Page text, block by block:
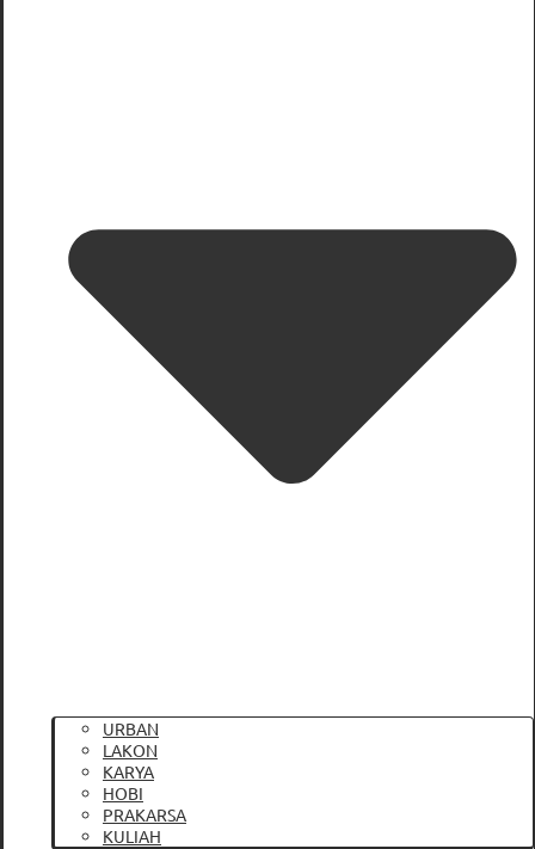
URBAN
LAKON
KARYA
HOBI
PRAKARSA
KULIAH